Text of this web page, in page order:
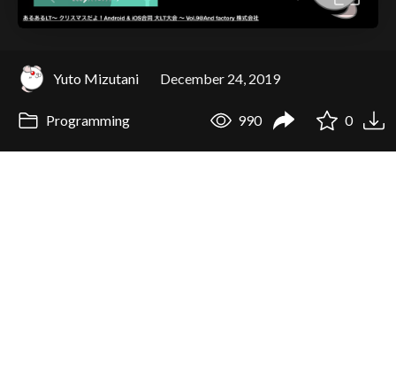
Yuto Mizutani December 24, 2019
Programming 990 0